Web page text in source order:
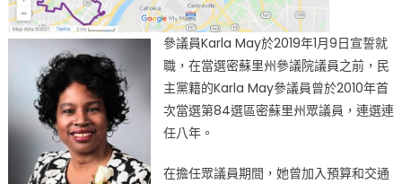
參議員Karla May於2019年1月9日宣誓就
職，在當選密蘇里州參議院議員之前，民
主黨籍的Karla May參議員曾於2010年首
次當選第84選區密蘇里州眾議員，連選連
任八年。
在擔任眾議員期間，她曾加入預算和交通